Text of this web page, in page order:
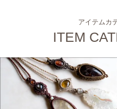
アイテムカ
ITEM